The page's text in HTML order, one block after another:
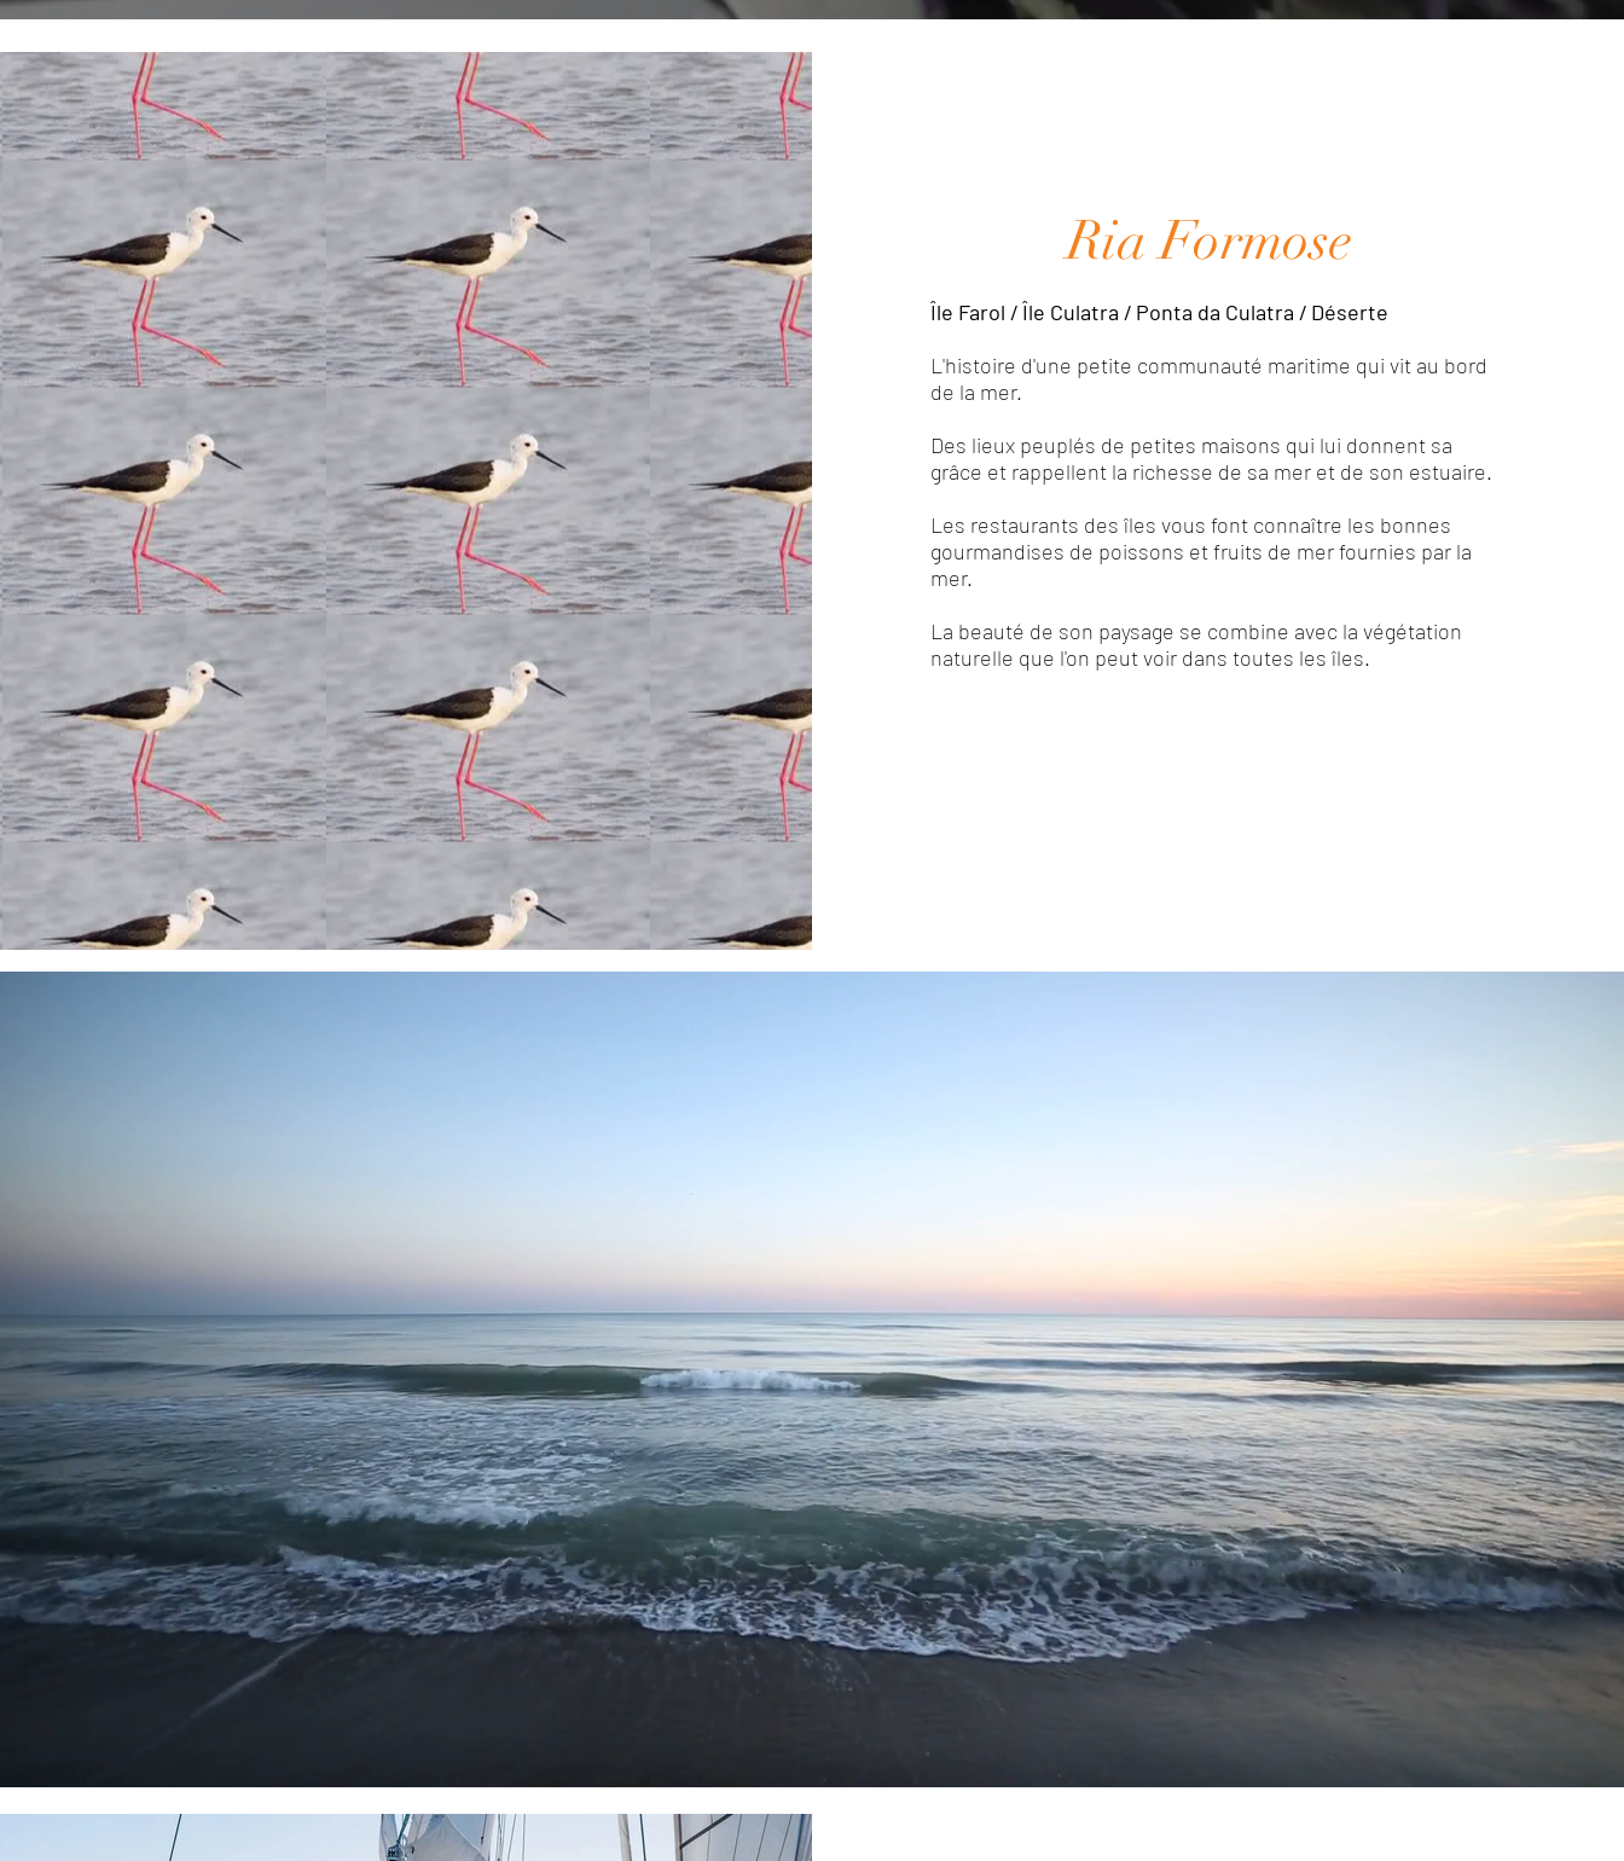
Ria Formose
Île Farol / Île Culatra / Ponta da Culatra / Déserte
L'histoire d'une petite communauté maritime qui vit au bord
de la mer.
Des lieux peuplés de petites maisons qui lui donnent sa
grâce et rappellent la richesse de sa mer et de son estuaire.
Les restaurants des îles vous font connaître les bonnes
gourmandises de poissons et fruits de mer fournies par la
mer.
La beauté de son paysage se combine avec la végétation
naturelle que l'on peut voir dans toutes les îles.